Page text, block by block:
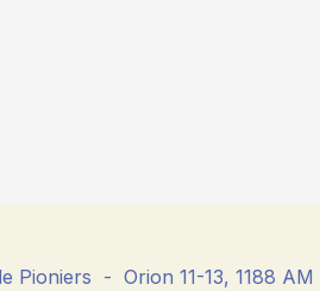
Pioniers - Orion 11-13, 1188